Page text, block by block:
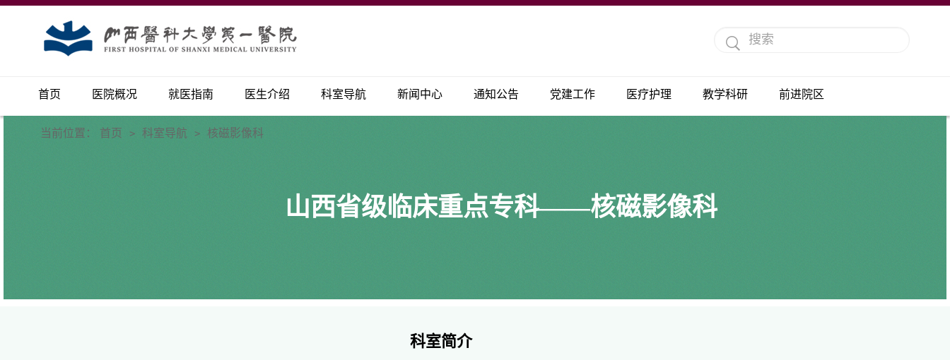
首页 医院概况 就医指南 医生介绍 科室导航 新闻中心 通知公告 党建工作 医疗护理 教学科研 前进院区
当前位置： 首页 > 科室导航 > 核磁影像科
山西省级临床重点专科——核磁影像科
科室简介